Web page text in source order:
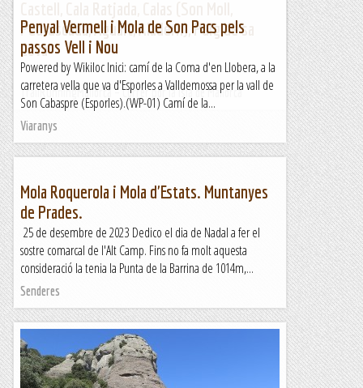
Pedruscada, Aguait, Aladern), Puig de sa
Cova
TrailRunningMallorca – Correr por la isla de Mallorca
Penyal Vermell i Mola de Son Pacs pels
passos Vell i Nou
Powered by Wikiloc Inici: camí de la Coma d'en Llobera, a la
carretera vella que va d'Esporles a Valldemossa per la vall de
Son Cabaspre (Esporles).(WP-01) Camí de la...
Viaranys
Mola Roquerola i Mola d'Estats. Muntanyes
de Prades.
25 de desembre de 2023 Dedico el dia de Nadal a fer el
sostre comarcal de l'Alt Camp. Fins no fa molt aquesta
consideració la tenia la Punta de la Barrina de 1014m,...
Senderes